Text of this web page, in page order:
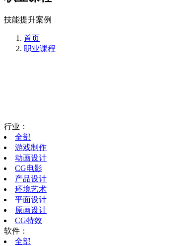
技能提升案例
首页
职业课程
行业：
全部
游戏制作
动画设计
CG电影
产品设计
环境艺术
平面设计
原画设计
CG特效
软件：
全部